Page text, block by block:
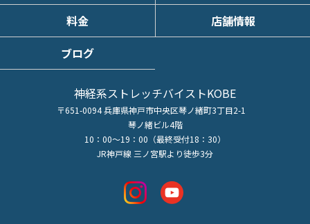
料金
店舗情報
ブログ
神経系ストレッチバイストKOBE
〒651-0094 兵庫県神戸市中央区琴ノ緒町3丁目2-1
琴ノ緒ビル4階
10：00～19：00（最終受付18：30）
JR神戸線 三ノ宮駅より徒歩3分